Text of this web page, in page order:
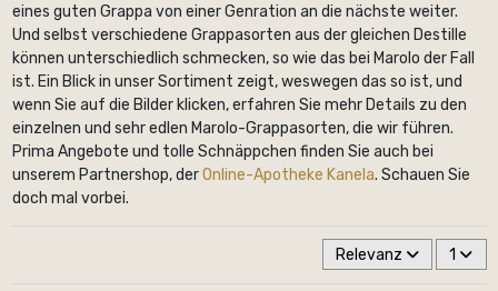
eines guten Grappa von einer Genration an die nächste weiter.
Und selbst verschiedene Grappasorten aus der gleichen Destille
können unterschiedlich schmecken, so wie das bei Marolo der Fall
ist. Ein Blick in unser Sortiment zeigt, weswegen das so ist, und
wenn Sie auf die Bilder klicken, erfahren Sie mehr Details zu den
einzelnen und sehr edlen Marolo-Grappasorten, die wir führen.
Prima Angebote und tolle Schnäppchen finden Sie auch bei
unserem Partnershop, derOnline-Apotheke Kanela. Schauen Sie
doch mal vorbei.
Relevanz 1